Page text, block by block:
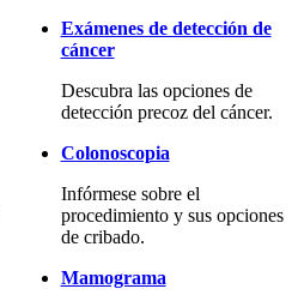
Exámenes de detección de
cáncer
Descubra las opciones de
detección precoz del cáncer.
Colonoscopia
Infórmese sobre el
procedimiento y sus opciones
de cribado.
Mamograma